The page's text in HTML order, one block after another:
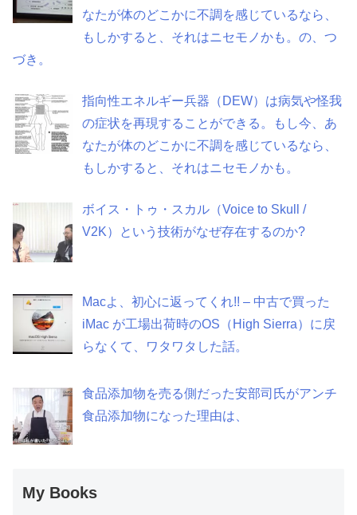
なたが体のどこかに不調を感じているなら、
もしかすると、それはニセモノかも。の、つ
づき。
指向性エネルギー兵器（DEW）は病気や怪我
の症状を再現することができる。もし今、あ
なたが体のどこかに不調を感じているなら、
もしかすると、それはニセモノかも。
ボイス・トゥ・スカル（Voice to Skull /
V2K）という技術がなぜ存在するのか?
Macよ、初心に返ってくれ!! – 中古で買った
iMac が工場出荷時のOS（High Sierra）に戻
らなくて、ワタワタした話。
食品添加物を売る側だった安部司氏がアンチ
食品添加物になった理由は、
My Books